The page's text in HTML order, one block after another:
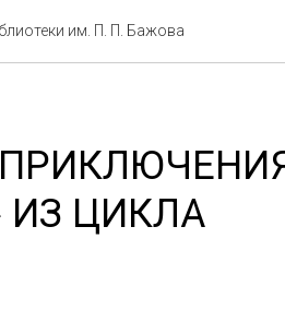
им. П. П. Бажова
ИЗ ЦИКЛА